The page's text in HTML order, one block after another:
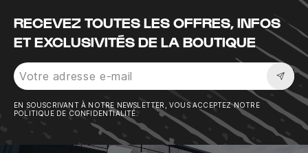
RECEVEZ TOUTES LES OFFRES, INFOS
ET EXCLUSIVITÉS DE LA BOUTIQUE
EN SOUSCRIVANT À NOTRE NEWSLETTER, VOUS ACCEPTEZ NOTRE
POLITIQUE DE CONFIDENTIALITÉ.